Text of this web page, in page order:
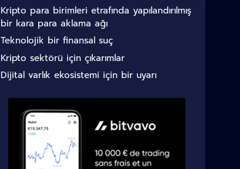
Kripto para birimleri etrafında yapılandırılmış
bir kara para aklama ağı
Teknolojik bir finansal suç
Kripto sektörü için çıkarımlar
Dijital varlık ekosistemi için bir uyarı